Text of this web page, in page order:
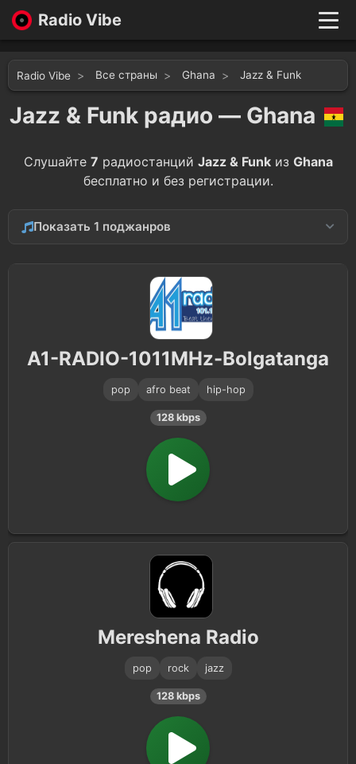
Radio Vibe
New
Genres
Likes
Top 100
Radio Vibe Все страны Ghana Jazz & Funk
Jazz & Funk радио — Ghana
Слушайте 7 радиостанций Jazz & Funkиз Ghana
бесплатно и без регистрации.
Показать 1 поджанров
A1-RADIO-1011MHz-Bolgatanga
pop afro beat hip-hop
128 kbps
Mereshena Radio
pop rock jazz
128 kbps